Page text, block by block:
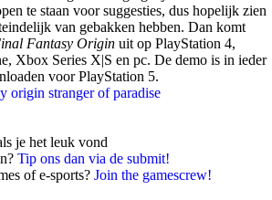
te staan voor suggesties, dus hopelijk zien
van gebakken hebben. Dan komt
Fantasy Origin uit op PlayStation 4,
Xbox Series X|S en pc. De demo is in ieder
voor PlayStation 5.
origin stranger of paradise
je het leuk vond
Tip ons dan via de submit!
of e-sports? Join the gamescrew!